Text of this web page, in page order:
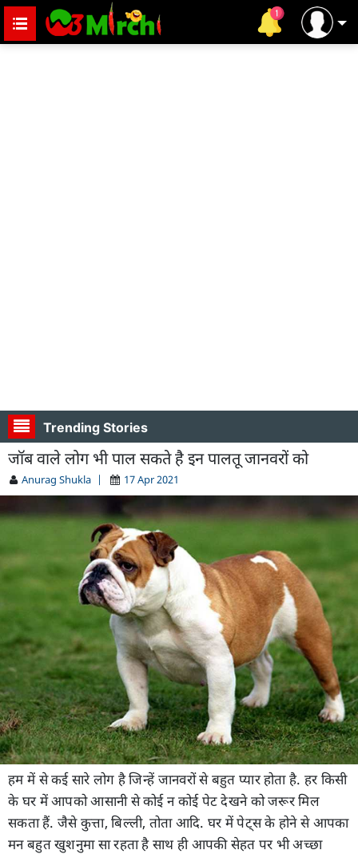
Trending Stories
जॉब वाले लोग भी पाल सकते है इन पालतू जानवरों को
Anurag Shukla | 17 Apr 2021
हम में से कई सारे लोग है जिन्हें जानवरों से बहुत प्यार होता है. हर किसी
के घर में आपको आसानी से कोई न कोई पेट देखने को जरूर मिल
सकता हैं. जैसे कुत्ता, बिल्ली, तोता आदि. घर में पेट्स के होने से आपका
मन बहुत खुशनुमा सा रहता है साथ ही आपकी सेहत पर भी अच्छा